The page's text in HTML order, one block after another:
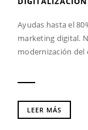
Ayudas hasta el
marketing digital.
modernización del
LEER MÁS